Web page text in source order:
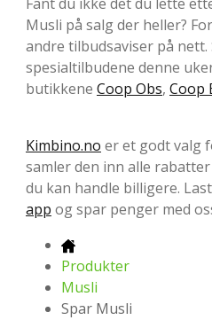
Musli på salg der heller?
andre tilbudsaviser på nett.
spesialtilbudene denne
butikkene Coop Obs, Coop
Kimbino.no er et godt valg
samler den inn alle
du kan handle billigere.
app og spar penger med
Produkter
Musli
Spar Musli